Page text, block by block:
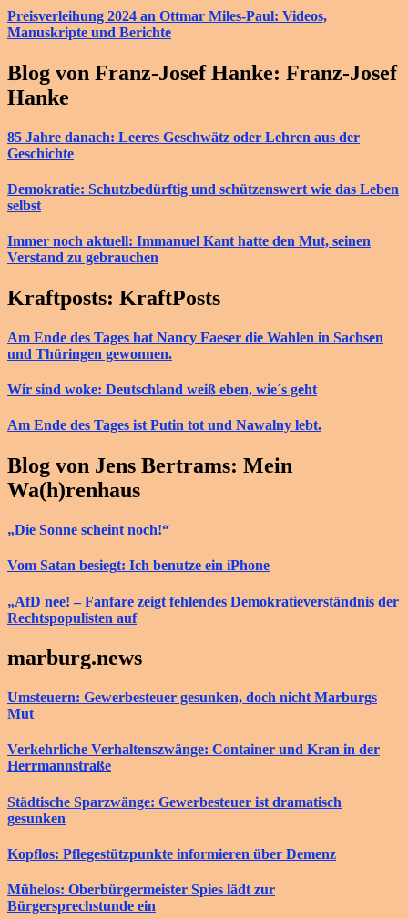
Preisverleihung 2024 an Ottmar Miles-Paul: Videos,
Manuskripte und Berichte
Blog von Franz-Josef Hanke: Franz-Josef
Hanke
85 Jahre danach: Leeres Geschwätz oder Lehren aus der
Geschichte
Demokratie: Schutzbedürftig und schützenswert wie das Leben
selbst
Immer noch aktuell: Immanuel Kant hatte den Mut, seinen
Verstand zu gebrauchen
Kraftposts: KraftPosts
Am Ende des Tages hat Nancy Faeser die Wahlen in Sachsen
und Thüringen gewonnen.
Wir sind woke: Deutschland weiß eben, wie´s geht
Am Ende des Tages ist Putin tot und Nawalny lebt.
Blog von Jens Bertrams: Mein
Wa(h)renhaus
„Die Sonne scheint noch!“
Vom Satan besiegt: Ich benutze ein iPhone
„AfD nee! – Fanfare zeigt fehlendes Demokratieverständnis der
Rechtspopulisten auf
marburg.news
Umsteuern: Gewerbesteuer gesunken, doch nicht Marburgs
Mut
Verkehrliche Verhaltenszwänge: Container und Kran in der
Herrmannstraße
Städtische Sparzwänge: Gewerbesteuer ist dramatisch
gesunken
Kopflos: Pflegestützpunkte informieren über Demenz
Mühelos: Oberbürgermeister Spies lädt zur
Bürgersprechstunde ein